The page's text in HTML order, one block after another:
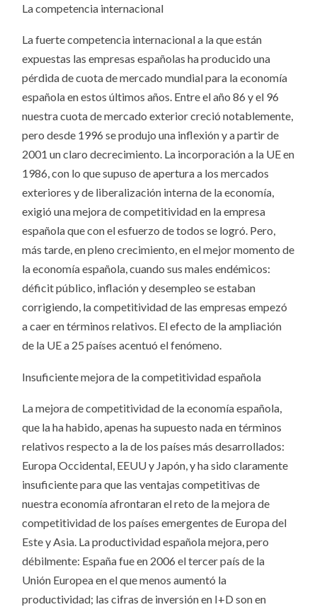
La competencia internacional
La fuerte competencia internacional a la que están
expuestas las empresas españolas ha producido una
pérdida de cuota de mercado mundial para la economía
española en estos últimos años. Entre el año 86 y el 96
nuestra cuota de mercado exterior creció notablemente,
pero desde 1996 se produjo una inflexión y a partir de
2001 un claro decrecimiento. La incorporación a la UE en
1986, con lo que supuso de apertura a los mercados
exteriores y de liberalización interna de la economía,
exigió una mejora de competitividad en la empresa
española que con el esfuerzo de todos se logró. Pero,
más tarde, en pleno crecimiento, en el mejor momento de
la economía española, cuando sus males endémicos:
déficit público, inflación y desempleo se estaban
corrigiendo, la competitividad de las empresas empezó
a caer en términos relativos. El efecto de la ampliación
de la UE a 25 países acentuó el fenómeno.
Insuficiente mejora de la competitividad española
La mejora de competitividad de la economía española,
que la ha habido, apenas ha supuesto nada en términos
relativos respecto a la de los países más desarrollados:
Europa Occidental, EEUU y Japón, y ha sido claramente
insuficiente para que las ventajas competitivas de
nuestra economía afrontaran el reto de la mejora de
competitividad de los países emergentes de Europa del
Este y Asia. La productividad española mejora, pero
débilmente: España fue en 2006 el tercer país de la
Unión Europea en el que menos aumentó la
productividad; las cifras de inversión en I+D son en